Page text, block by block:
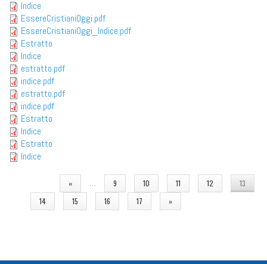
Indice
EssereCristianiOggi.pdf
EssereCristianiOggi_Indice.pdf
Estratto
Indice
estratto.pdf
indice.pdf
estratto.pdf
indice.pdf
Estratto
Indice
Estratto
Indice
« … 9 10 11 12
13
14
15 16 17 »